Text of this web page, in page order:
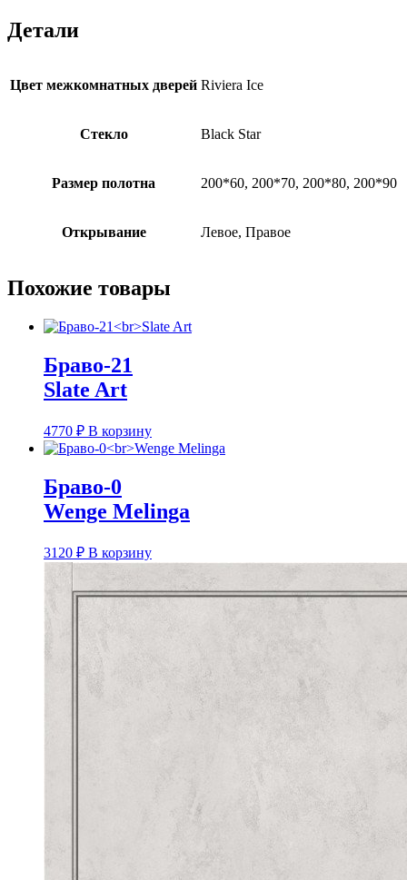
Детали
Цвет межкомнатных дверей Riviera Ice
Стекло Black Star
Размер полотна 200*60, 200*70, 200*80, 200*90
Открывание Левое, Правое
Похожие товары
Браво-21
Slate Art
4770 ₽ В корзину
Браво-0
Wenge Melinga
3120 ₽ В корзину